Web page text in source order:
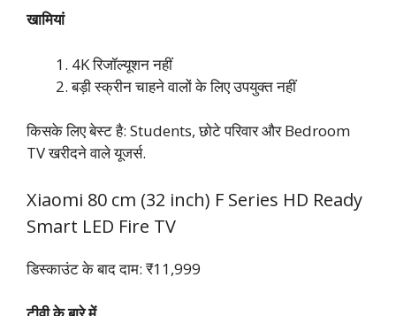
खामियां
4K रिजॉल्यूशन नहीं
बड़ी स्क्रीन चाहने वालों के लिए उपयुक्त नहीं
किसके लिए बेस्ट है: Students, छोटे परिवार और Bedroom
TV खरीदने वाले यूजर्स.
Xiaomi 80 cm (32 inch) F Series HD Ready
Smart LED Fire TV
डिस्काउंट के बाद दाम: ₹11,999